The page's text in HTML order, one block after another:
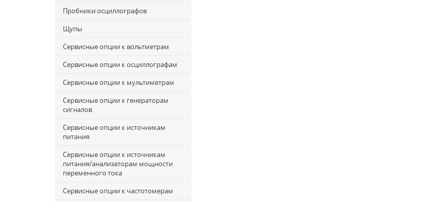
Пробники осциллографов
Щупы
Сервисные опции к вольтметрам
Сервисные опции к осциллографам
Сервисные опции к мультиметрам
Сервисные опции к генераторам
сигналов
Сервисные опции к источникам
питания
Сервисные опции к источникам
питания/анализаторам мощности
переменного тока
Сервисные опции к частотомерам